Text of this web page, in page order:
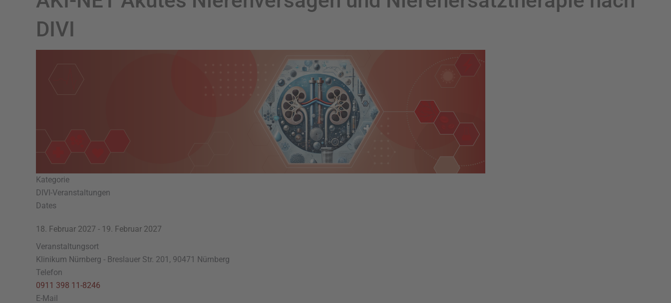
DIVI
Kategorie
DIVI-Veranstaltungen
Dates
18. Februar 2027 - 19. Februar 2027
Veranstaltungsort
Klinikum Nürnberg - Breslauer Str. 201, 90471 Nürnberg
Telefon
0911 398 11-8246
E-Mail